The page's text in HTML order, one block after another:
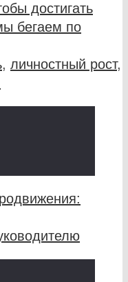
достигать
бегаем по
, личностный рост,